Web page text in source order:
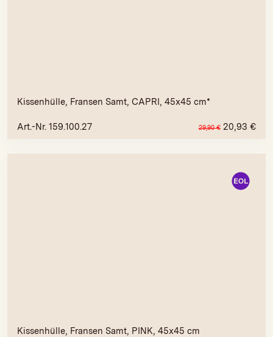
Kissenhülle, Fransen Samt, CAPRI, 45x45 cm*
Art.-Nr. 159.100.27 29,90€ 20,93 €
Kissenhülle, Fransen Samt, PINK, 45x45 cm